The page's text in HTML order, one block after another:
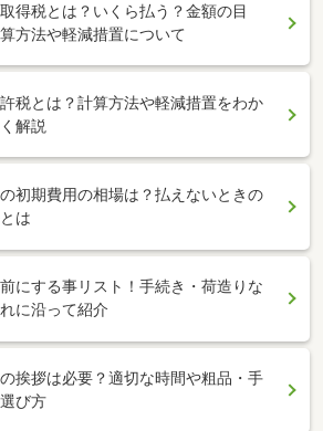
得税とは？いくら払う？金額の目
方法や軽減措置について
税とは？計算方法や軽減措置をわか
解説
初期費用の相場は？払えないときの
は
にする事リスト！手続き・荷造りな
に沿って紹介
挨拶は必要？適切な時間や粗品・手
び方